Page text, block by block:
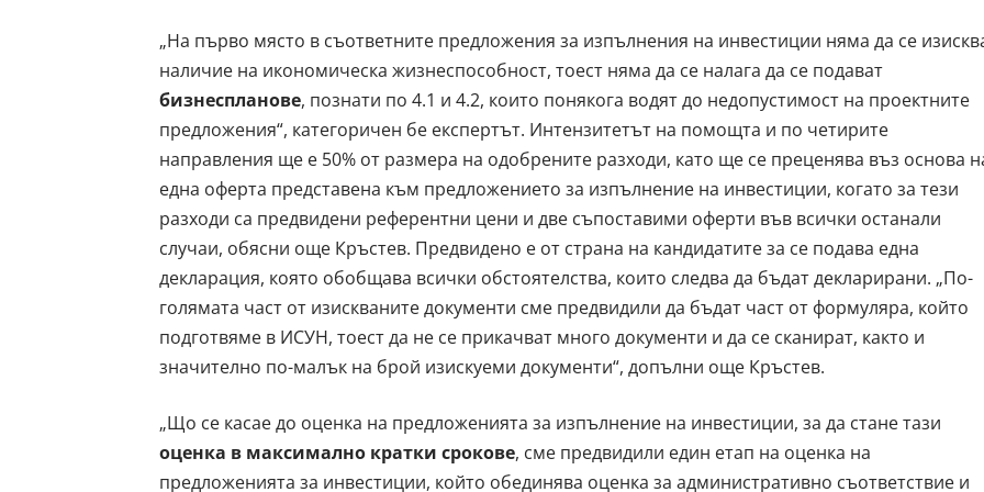
„На първо място в съответните предложения за изпълнения на инвестиции няма да се
наличие на икономическа жизнеспособност, тоест няма да се налага да се подават
бизнеспланове, познати по 4.1 и 4.2, които понякога водят до недопустимост на проектните
предложения“, категоричен бе експертът. Интензитетът на помощта и по четирите
направления ще е 50% от размера на одобрените разходи, като ще се преценява въз основа
една оферта представена към предложението за изпълнение на инвестиции, когато за тези
разходи са предвидени референтни цени и две съпоставими оферти във всички останали
случаи, обясни още Кръстев. Предвидено е от страна на кандидатите за се подава една
декларация, която обобщава всички обстоятелства, които следва да бъдат декларирани. „По-
голямата част от изискваните документи сме предвидили да бъдат част от формуляра, който
подготвяме в ИСУН, тоест да не се прикачват много документи и да се сканират, както и
значително по-малък на брой изискуеми документи“, допълни още Кръстев.
„Що се касае до оценка на предложенията за изпълнение на инвестиции, за да стане тази
оценка в максимално кратки срокове, сме предвидили един етап на оценка на
предложенията за инвестиции, който обединява оценка за административно съответствие и